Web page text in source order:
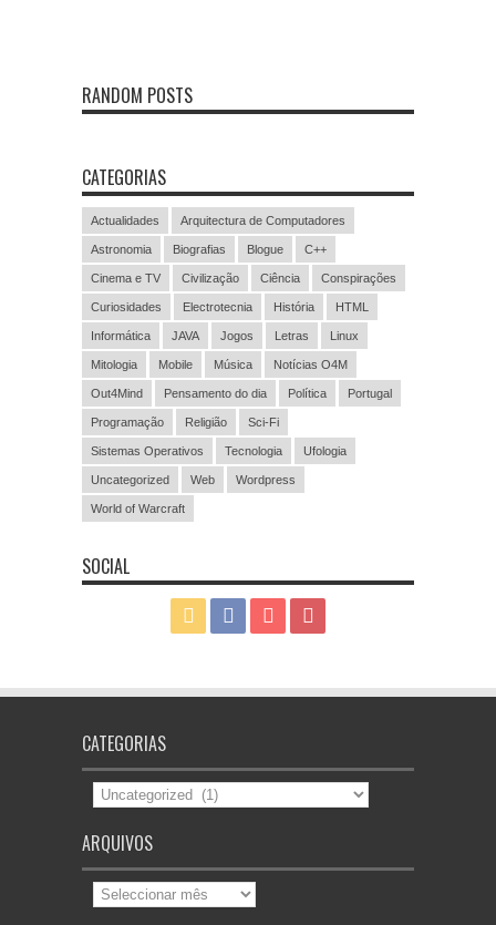
RANDOM POSTS
CATEGORIAS
Actualidades Arquitectura de Computadores
Astronomia Biografias Blogue C++
Cinema e TV Civilização Ciência Conspirações
Curiosidades Electrotecnia História HTML
Informática JAVA Jogos Letras Linux
Mitologia Mobile Música Notícias O4M
Out4Mind Pensamento do dia Política Portugal
Programação Religião Sci-Fi
Sistemas Operativos Tecnologia Ufologia
Uncategorized Web Wordpress
World of Warcraft
SOCIAL
CATEGORIAS
Categorias
ARQUIVOS
Arquivos